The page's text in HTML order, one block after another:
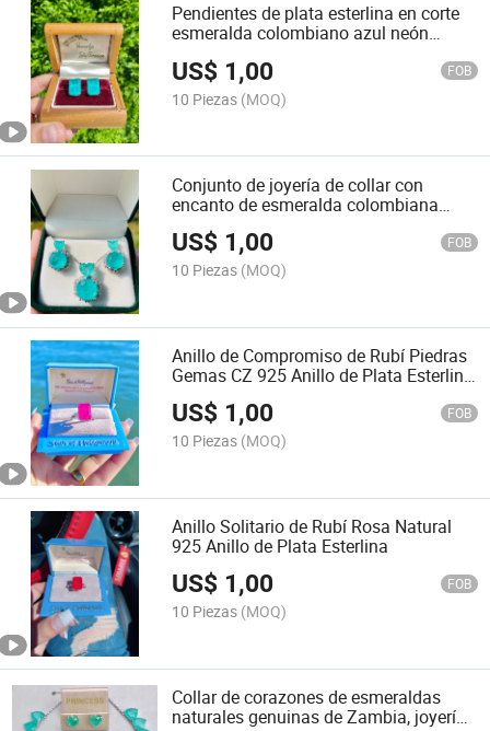
Pendientes de plata esterlina en corte
esmeralda colombiano azul neón
US$ 1,00 FOB
10 Piezas (MOQ)
Conjunto de joyería de collar con
encanto de esmeralda colombiana
extraordinaria
US$ 1,00 FOB
10 Piezas (MOQ)
Anillo de Compromiso de Rubí Piedras
Gemas CZ 925 Anillo de Plata Esterlina
Rosa
US$ 1,00 FOB
10 Piezas (MOQ)
Anillo Solitario de Rubí Rosa Natural
925 Anillo de Plata Esterlina
US$ 1,00 FOB
10 Piezas (MOQ)
Collar de corazones de esmeraldas
naturales genuinas de Zambia, joyería,